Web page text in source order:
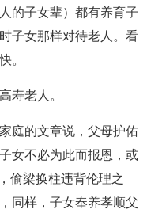
的子女辈）都有养育子
子女那样对待老人。看
。
寿老人。
庭的文章说，父母护佑
女不必为此而报恩，或
偷梁换柱违背伦理之
同样，子女奉养孝顺父